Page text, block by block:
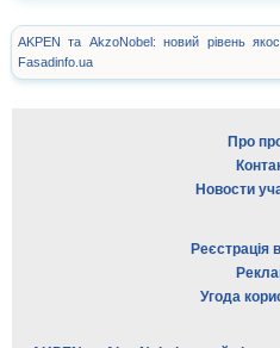
AKPEN та AkzoNobel: новий рівень
Fasadinfo.ua
Про
Новости
Реєстрація
Угода